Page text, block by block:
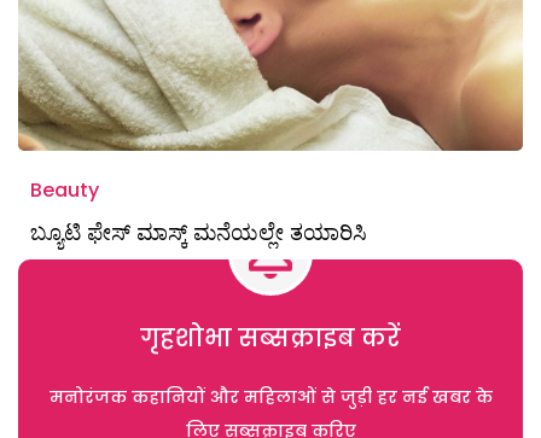
Beauty
ಬ್ಯೂಟಿ ಫೇಸ್ ಮಾಸ್ಕ್ ಮನೆಯಲ್ಲೇ ತಯಾರಿಸಿ
गृहशोभा सब्सक्राइब करें
मनोरंजक कहानियों और महिलाओं से जुड़ी हर नई खबर के
लिए सब्सक्राइब करिए